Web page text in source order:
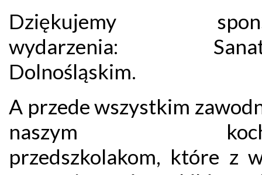
Dziękujemy
wydarzenia:
Dolnośląskim.
A przede wszystkim
naszym
przedszkolakom, które z